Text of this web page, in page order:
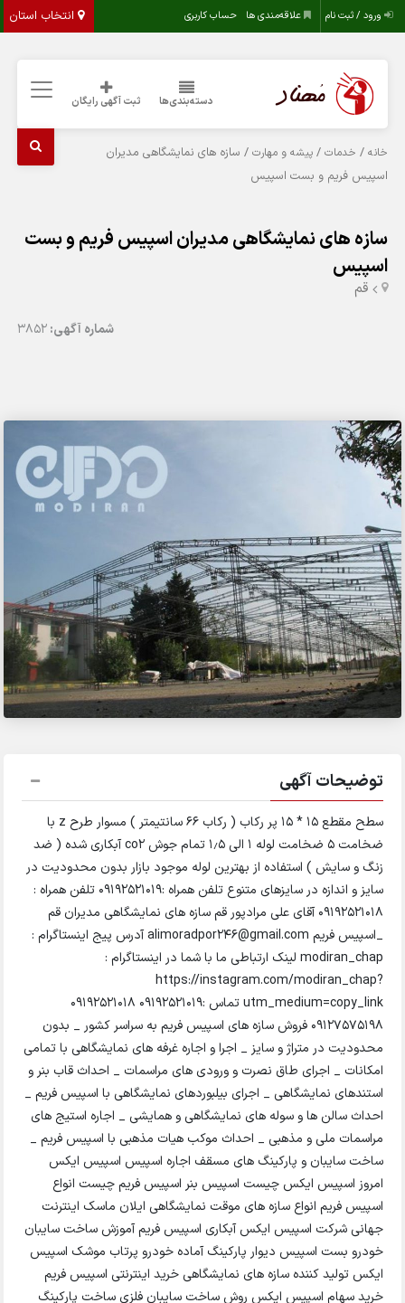
انتخاب استان ورود / ثبت نام علاقه‌مندی ها حساب کاربری
دسته‌بندی‌ها ثبت آگهی رایگان
خانه / خدمات /پیشه و مهارت / سازه های نمایشگاهی مدیران
اسپیس فریم و بست اسپیس
سازه های نمایشگاهی مدیران اسپیس فریم و بست
اسپیس
قم
شماره آگهی:3852
توضیحات آگهی
سطح مقطع ۱۵ * ۱۵ پر رکاب ( رکاب ۶۶ سانتیمتر ) مسوار طرح z با
ضخامت ۵ ضخامت لوله ۱ الی ۱٫۵ تمام جوش co2 آبکاری شده ( ضد
زنگ و سایش ) استفاده از بهترین لوله موجود بازار بدون محدودیت در
سایز و اندازه در سایزهای متنوع تلفن همراه :09192521019 تلفن همراه :
۰۹۱۹۲۵۲۱۰۱۸ آقای علی مرادپور قم سازه های نمایشگاهی مدیران قم
_اسپیس فریم alimoradpor246@gmail.com آدرس پیج اینستاگرام :
modiran_chap لینک ارتباطی ما با شما در اینستاگرام :
https://instagram.com/modiran_chap?
utm_medium=copy_link تماس :09192521019 09192521018
09127575198 فروش سازه های اسپیس فریم به سراسر کشور _ بدون
محدودیت در متراژ و سایز _ اجرا و اجاره غرفه های نمایشگاهی با تمامی
امکانات _ اجرای طاق نصرت و ورودی های مراسمات _ احداث قاب بنر و
استندهای نمایشگاهی _ اجرای بیلبوردهای نمایشگاهی با اسپیس فریم _
احداث سالن ها و سوله های نمایشگاهی و همایشی _ اجاره استیج های
مراسمات ملی و مذهبی _ احداث موکب هیات مذهبی با اسپیس فریم _
ساخت سایبان و پارکینگ های مسقف اجاره اسپیس اسپیس ایکس
امروز اسپیس ایکس چیست اسپیس بنر اسپیس فریم چیست انواع
اسپیس فریم انواع سازه های موقت نمایشگاهی ایلان ماسک اینترنت
جهانی شرکت اسپیس ایکس آبکاری اسپیس فریم آموزش ساخت سایبان
خودرو بست اسپیس دیوار پارکینگ آماده خودرو پرتاب موشک اسپیس
ایکس تولید کننده سازه های نمایشگاهی خرید اینترنتی اسپیس فریم
خرید سهام اسپیس ایکس روش ساخت سايبان فلزي ساخت پارکینگ